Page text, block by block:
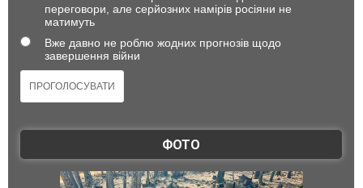
переговори, але серйозних намірів росіяни не
матимуть
Вже давно не роблю жодних прогнозів щодо
завершення війни
ФОТО